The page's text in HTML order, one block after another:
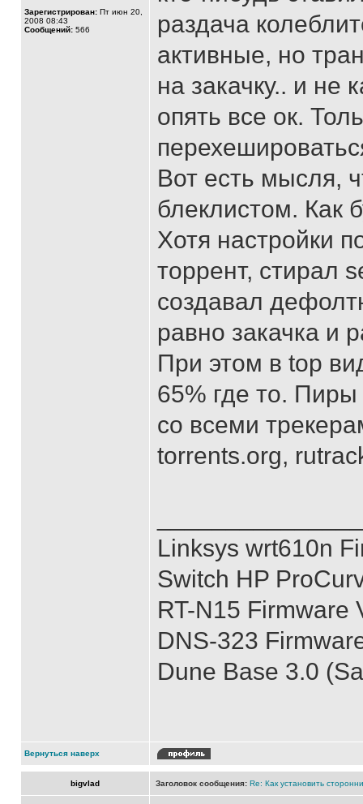
Зарегистрирован: Пт июн 20,
2008 08:43
Сообщений: 566
раздача
активные, но
на закачку.. и не
опять все ок.
Вот есть мысля,
блеклистом. Как
Хотя настройки
торрент, стирал
создавал
равно закачка и
При этом в top
65% где то.
со всеми
torrents.org,
Linksys wrt610n
Switch HP
RT-N15 Firmware
DNS-323
Dune Base 3.0
Вернуться наверх
bigvlad Заголовок сообщения: Re: Как установить